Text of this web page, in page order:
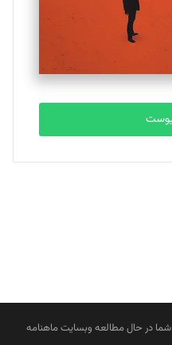
شما در حال مطالعه وبسایت ماهنامه